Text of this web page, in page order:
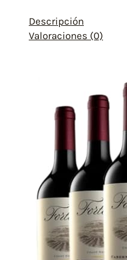
Descripción
Valoraciones (0)